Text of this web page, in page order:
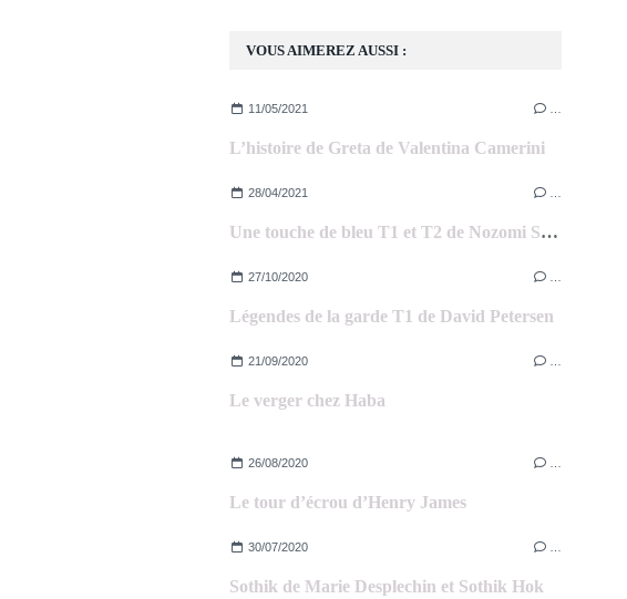
VOUS AIMEREZ AUSSI :
11/05/2021
L’histoire de Greta de Valentina Camerini
28/04/2021
Une touche de bleu T1 et T2 de Nozomi Suzuki
27/10/2020
Légendes de la garde T1 de David Petersen
21/09/2020
Le verger chez Haba
26/08/2020
Le tour d’écrou d’Henry James
30/07/2020
Sothik de Marie Desplechin et Sothik Hok